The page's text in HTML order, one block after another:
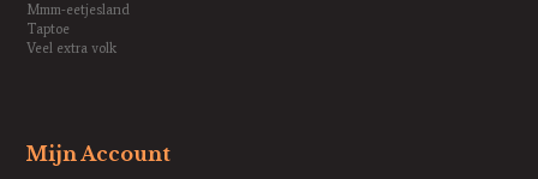
Mmm-eetjesland
Taptoe
Veel extra volk
Mijn Account